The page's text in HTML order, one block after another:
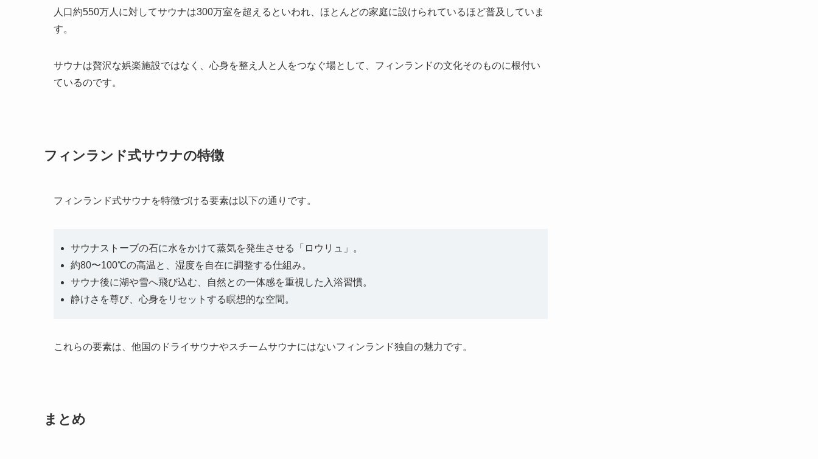
人口約550万人に対してサウナは300万室を超えるといわれ、ほとんどの家庭に設けられているほど普及していま
す。
サウナは贅沢な娯楽施設ではなく、心身を整え人と人をつなぐ場として、フィンランドの文化そのものに根付い
ているのです。
フィンランド式サウナの特徴
フィンランド式サウナを特徴づける要素は以下の通りです。
サウナストーブの石に水をかけて蒸気を発生させる「ロウリュ」。
約80〜100℃の高温と、湿度を自在に調整する仕組み。
サウナ後に湖や雪へ飛び込む、自然との一体感を重視した入浴習慣。
静けさを尊び、心身をリセットする瞑想的な空間。
これらの要素は、他国のドライサウナやスチームサウナにはないフィンランド独自の魅力です。
まとめ